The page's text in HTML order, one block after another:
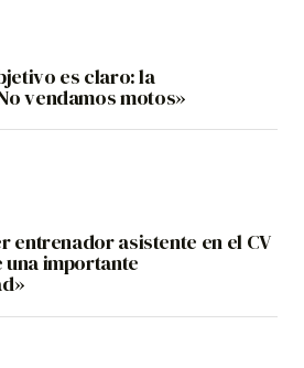
es claro: la
vendamos motos»
entrenador asistente en el CV
una importante